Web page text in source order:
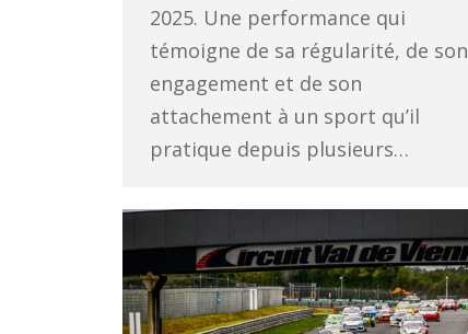
2025. Une performance qui
témoigne de sa régularité, de son
engagement et de son
attachement à un sport qu’il
pratique depuis plusieurs…